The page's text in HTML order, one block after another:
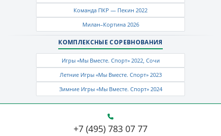
Команда ПКР — Пекин 2022
Милан–Кортина 2026
КОМПЛЕКСНЫЕ СОРЕВНОВАНИЯ
Игры «Мы Вместе. Спорт» 2022, Сочи
Летние Игры «Мы Вместе. Спорт» 2023
Зимние Игры «Мы Вместе. Спорт» 2024
+7 (495) 783 07 77